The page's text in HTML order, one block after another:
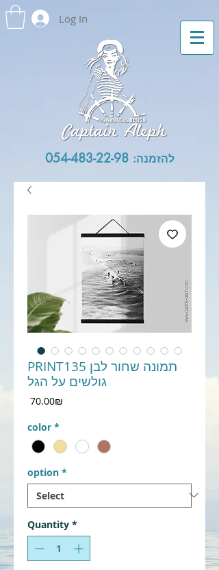
להזמנה: 054-483-22-98
Log In
PRINT135 תמונה שחור לבן
גולשים על הגל
‏70.00 ‏₪
color *
option *
Quantity *